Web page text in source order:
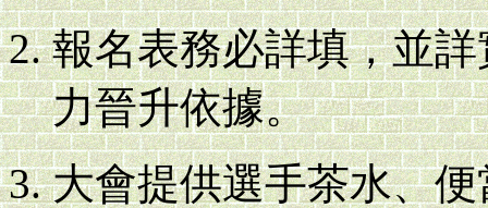
報名表務必詳填，並
力晉升依據。
大會提供選手茶水、便